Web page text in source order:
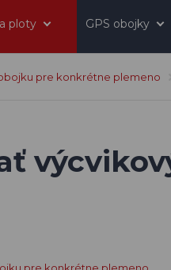
ploty GPS obojky
pre konkrétne plemeno